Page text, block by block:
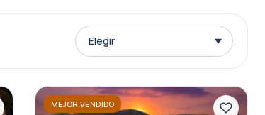
MEJOR VENDIDO